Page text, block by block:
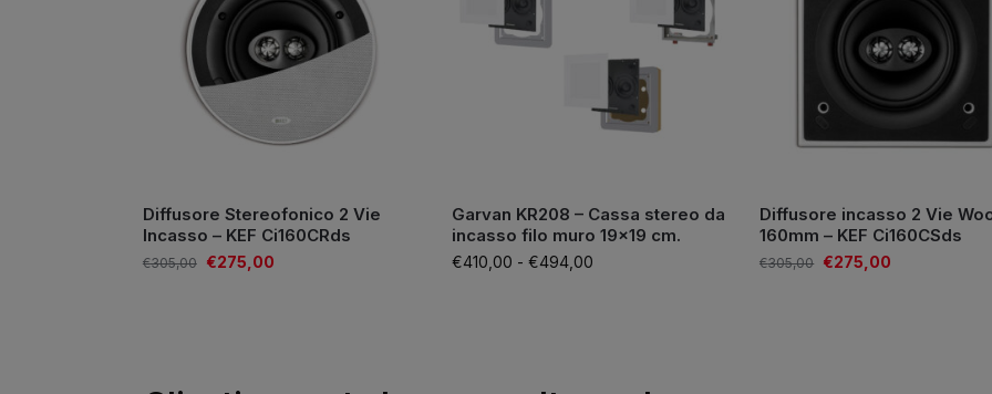
Diffusore Stereofonico 2 Vie
Incasso – KEF Ci160CRds
€305,00 €275,00
Garvan KR208 – Cassa stereo da
incasso filo muro 19×19 cm.
€410,00 - €494,00
Diffusore incasso 2 Vie
160mm – KEF Ci160CSds
€305,00 €275,00